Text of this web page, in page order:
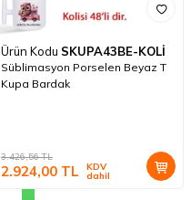
Ürün Kodu SKUPA43BE-KOLİ
Süblimasyon Porselen Beyaz T
Kupa Bardak
3.426,56TL
2.924,00 TL KDV
dahil